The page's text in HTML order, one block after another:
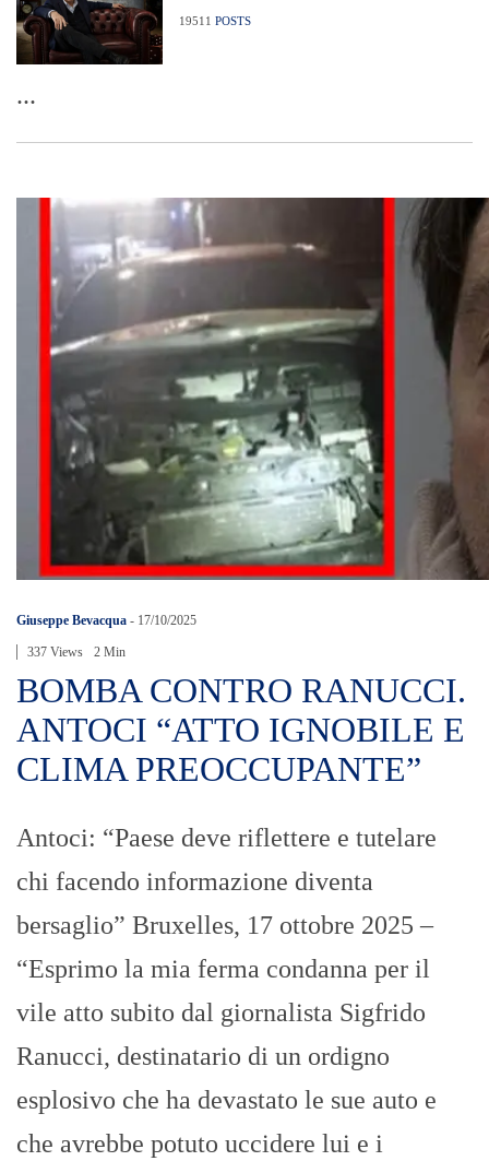
19511 POSTS
...
Giuseppe Bevacqua - 17/10/2025
337 Views 2 Min
BOMBA CONTRO RANUCCI.
ANTOCI “ATTO IGNOBILE E
CLIMA PREOCCUPANTE”
Antoci: “Paese deve riflettere e tutelare
chi facendo informazione diventa
bersaglio” Bruxelles, 17 ottobre 2025 –
“Esprimo la mia ferma condanna per il
vile atto subito dal giornalista Sigfrido
Ranucci, destinatario di un ordigno
esplosivo che ha devastato le sue auto e
che avrebbe potuto uccidere lui e i